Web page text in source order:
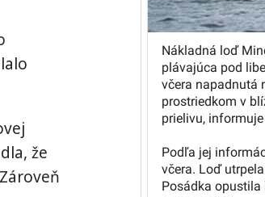
že